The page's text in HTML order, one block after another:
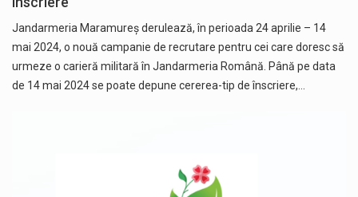
Jandarmeria Maramureș derulează, în perioada 24 aprilie – 14
mai 2024, o nouă campanie de recrutare pentru cei care doresc să
urmeze o carieră militară în Jandarmeria Română. Până pe data
de 14 mai 2024 se poate depune cererea-tip de înscriere,…